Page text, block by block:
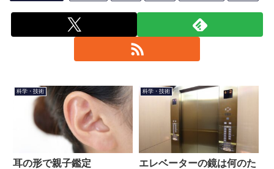
科学・技術
耳の形で親子鑑定
科学・技術
エレベーターの鏡は何のた